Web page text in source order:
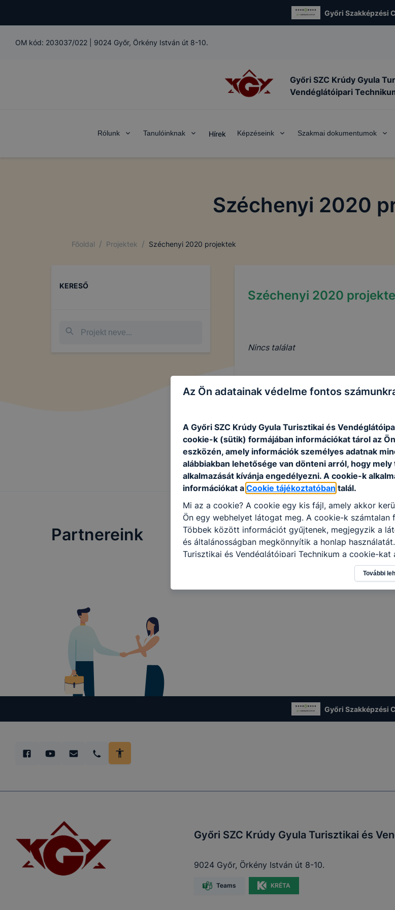
Győri Szakképzési
OM kód: 203037/022 9024 Győr, Örkény István út 8-10.
Győri SZC Krúdy Gyula
Vendéglátóipari
Rólunk Tanulóinknak Hírek Képzéseink Szakmai dokumentumok
Széchenyi 2020
Főoldal / Projektek / Széchenyi 2020 projektek
KERESŐ
Széchenyi 2020
Nincs találat
Partnereink
Győri Szakképzési
Győri SZC Krúdy Gyula Turisztikai és
9024 Győr, Örkény István út 8-10.
Teams KRÉTA
Az Ön adatainak védelme fontos
A Győri SZC Krúdy Gyula Turisztikai és
cookie-k (sütik) formájában információkat tárol az
eszközén, amely információk személyes adatnak
alábbiakban lehetősége van dönteni arról, hogy
alkalmazását kívánja engedélyezni. A cookie-k
információkat a Cookie tájékoztatóban talál.
Mi az a cookie? A cookie egy kis fájl, amely akkor
Ön egy webhelyet látogat meg. A cookie-k számtalan
Többek között információt gyűjtenek, megjegyzik a
és általánosságban megkönnyítik a honlap
Turisztikai és Vendéglátóipari Technikum a cookie-
használja: információ gyűjtése azzal kapcsolatban,
honlapot -annak felmérésével, hogy a honlap melyik
használja leginkább, így megtudhatjuk, hogyan
böngésző alapértelmezettként automatikusan
általában megváltoztathatók. Felhívjuk figyelmét,
honlapunk használhatóságának és folyamatainak
teljes körű használatára, vagy a honlap a tervezettől
További